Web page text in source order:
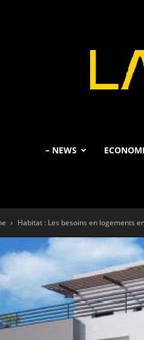
– NEWS
Habitat : Les besoins en logements